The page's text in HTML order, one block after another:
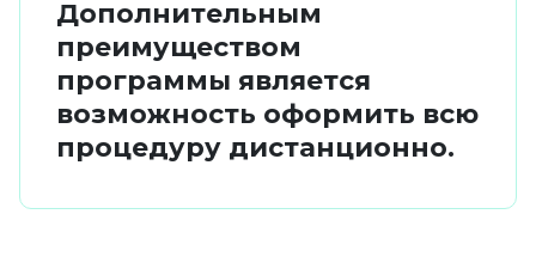
Дополнительным
преимуществом
программы является
возможность оформить всю
процедуру дистанционно.